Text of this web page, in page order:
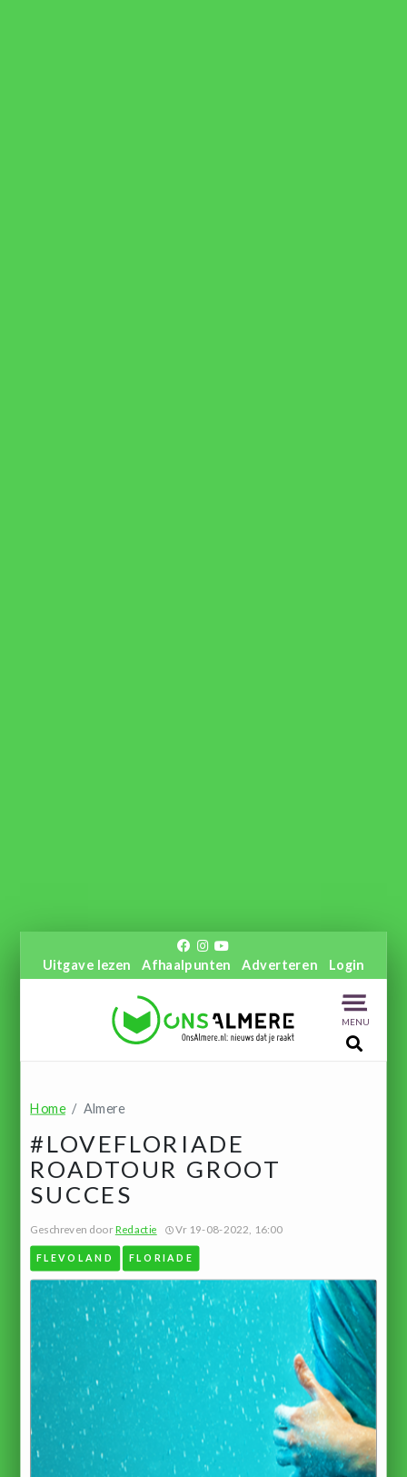
Uitgave lezen Afhaalpunten Adverteren Login
MENU
Home Almere
#LOVEFLORIADE
ROADTOUR GROOT
SUCCES
Geschreven doorRedactie Vr 19-08-2022, 16:00
FLEVOLAND FLORIADE